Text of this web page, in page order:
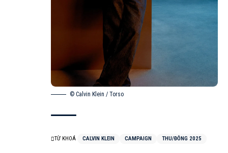
© Calvin Klein / Torso
TỪ KHOÁ CALVIN KLEIN CAMPAIGN THU/ĐÔNG 2025